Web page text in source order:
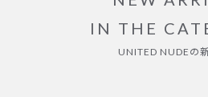
IN THE
UNITED NUDEの